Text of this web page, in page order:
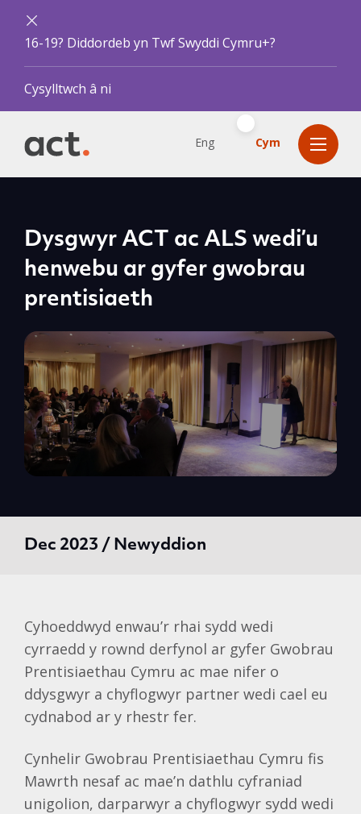
16-19? Diddordeb yn Twf Swyddi Cymru+?
Cysylltwch â ni
Eng Cym
Dysgwyr ACT ac ALS wedi’u
henwebu ar gyfer gwobrau
prentisiaeth
Dec 2023 / Newyddion
Cyhoeddwyd enwau’r rhai sydd wedi
cyrraedd y rownd derfynol ar gyfer Gwobrau
Prentisiaethau Cymru ac mae nifer o
ddysgwyr a chyflogwyr partner wedi cael eu
cydnabod ar y rhestr fer.
Cynhelir Gwobrau Prentisiaethau Cymru fis
Mawrth nesaf ac mae’n dathlu cyfraniad
unigolion, darparwyr a chyflogwyr sydd wedi